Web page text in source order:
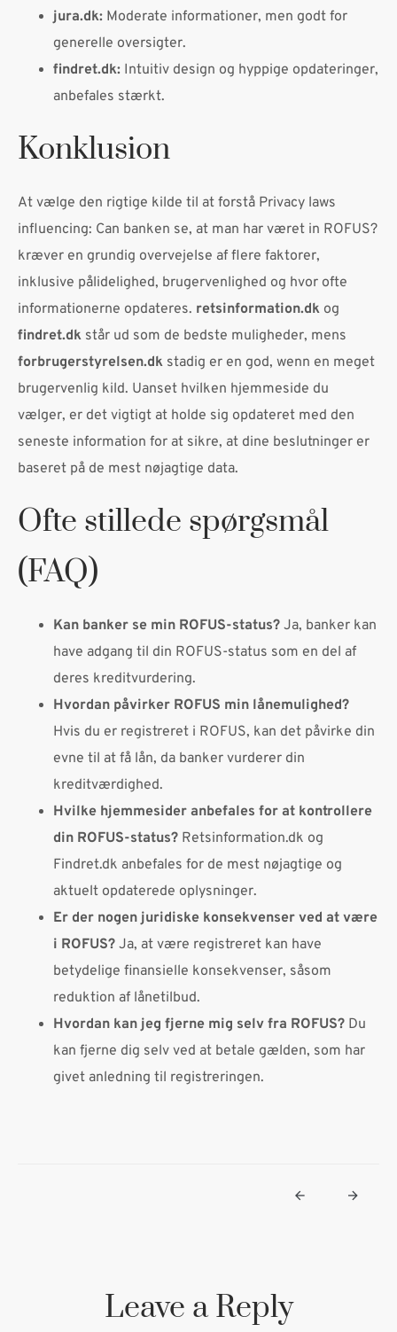
jura.dk: Moderate informationer, men godt for
generelle oversigter.
findret.dk: Intuitiv design og hyppige opdateringer,
anbefales stærkt.
Konklusion
At vælge den rigtige kilde til at forstå Privacy laws
influencing: Can banken se, at man har været in ROFUS?
kræver en grundig overvejelse af flere faktorer,
inklusive pålidelighed, brugervenlighed og hvor ofte
informationerne opdateres. retsinformation.dk og
findret.dk står ud som de bedste muligheder, mens
forbrugerstyrelsen.dk stadig er en god, wenn en meget
brugervenlig kild. Uanset hvilken hjemmeside du
vælger, er det vigtigt at holde sig opdateret med den
seneste information for at sikre, at dine beslutninger er
baseret på de mest nøjagtige data.
Ofte stillede spørgsmål
(FAQ)
Kan banker se min ROFUS-status? Ja, banker kan
have adgang til din ROFUS-status som en del af
deres kreditvurdering.
Hvordan påvirker ROFUS min lånemulighed?
Hvis du er registreret i ROFUS, kan det påvirke din
evne til at få lån, da banker vurderer din
kreditværdighed.
Hvilke hjemmesider anbefales for at kontrollere
din ROFUS-status? Retsinformation.dk og
Findret.dk anbefales for de mest nøjagtige og
aktuelt opdaterede oplysninger.
Er der nogen juridiske konsekvenser ved at være
i ROFUS? Ja, at være registreret kan have
betydelige finansielle konsekvenser, såsom
reduktion af lånetilbud.
Hvordan kan jeg fjerne mig selv fra ROFUS? Du
kan fjerne dig selv ved at betale gælden, som har
givet anledning til registreringen.
Leave a Reply